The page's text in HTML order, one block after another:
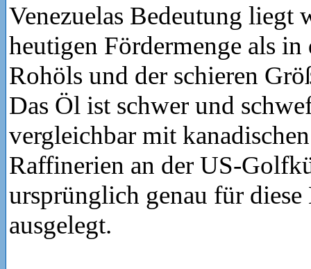
Venezuelas Bedeutung liegt
heutigen Fördermenge als in
Rohöls und der schieren
Das Öl ist schwer und
vergleichbar mit
Raffinerien an der US-
ursprünglich genau für diese
ausgelegt.